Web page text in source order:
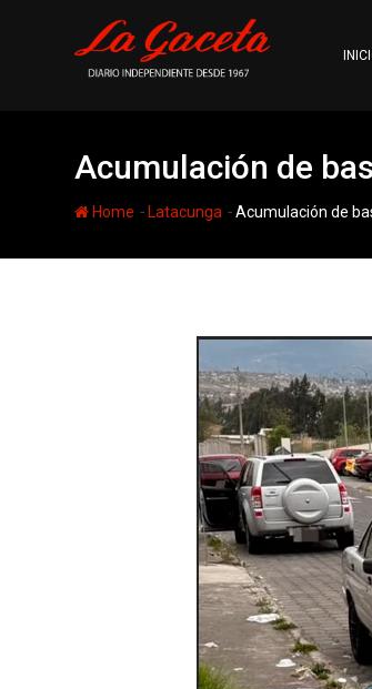
Acumulación de
Home - Latacunga -Acumulación de